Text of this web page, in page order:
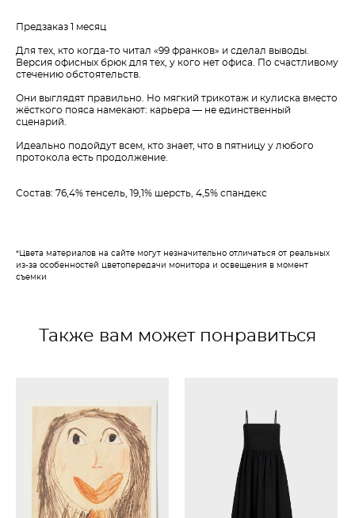
Предзаказ 1 месяц
Для тех, кто когда-то читал «99 франков» и сделал выводы.
Версия офисных брюк для тех, у кого нет офиса. По счастливому
стечению обстоятельств.
Они выглядят правильно. Но мягкий трикотаж и кулиска вместо
жёсткого пояса намекают: карьера — не единственный
сценарий.
Идеально подойдут всем, кто знает, что в пятницу у любого
протокола есть продолжение.
Состав: 76,4% тенсель, 19,1% шерсть, 4,5% спандекс
*Цвета материалов на сайте могут незначительно отличаться от реальных
из-за особенностей цветопередачи монитора и освещения в момент
съемки
Также вам может понравиться